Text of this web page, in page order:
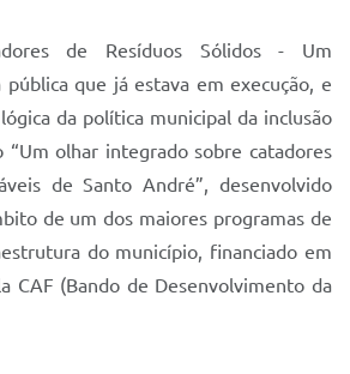
de Resíduos Sólidos - Um
que já estava em execução, e
da política municipal da inclusão
olhar integrado sobre catadores
de Santo André”, desenvolvido
de um dos maiores programas de
do município, financiado em
CAF (Bando de Desenvolvimento da